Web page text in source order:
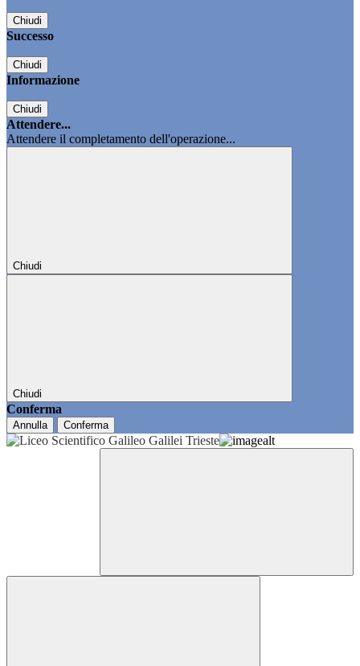
Chiudi
Successo
Chiudi
Informazione
Chiudi
Attendere...
Attendere il completamento dell'operazione...
Chiudi
Chiudi
Conferma
Annulla Conferma